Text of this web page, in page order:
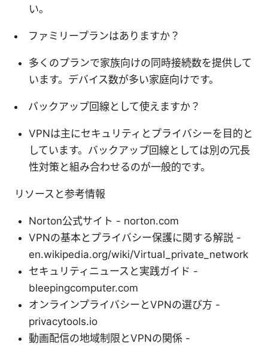
い。
ファミリープランはありますか？
多くのプランで家族向けの同時接続数を提供して
います。デバイス数が多い家庭向けです。
バックアップ回線として使えますか？
VPNは主にセキュリティとプライバシーを目的と
しています。バックアップ回線としては別の冗長
性対策と組み合わせるのが一般的です。
リソースと参考情報
Norton公式サイト - norton.com
VPNの基本とプライバシー保護に関する解説 -
en.wikipedia.org/wiki/Virtual_private_network
セキュリティニュースと実践ガイド -
bleepingcomputer.com
オンラインプライバシーとVPNの選び方 -
privacytools.io
動画配信の地域制限とVPNの関係 -